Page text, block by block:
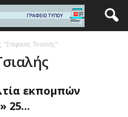
"Στέφανος Τσιαλής"
εκπομπών
25...